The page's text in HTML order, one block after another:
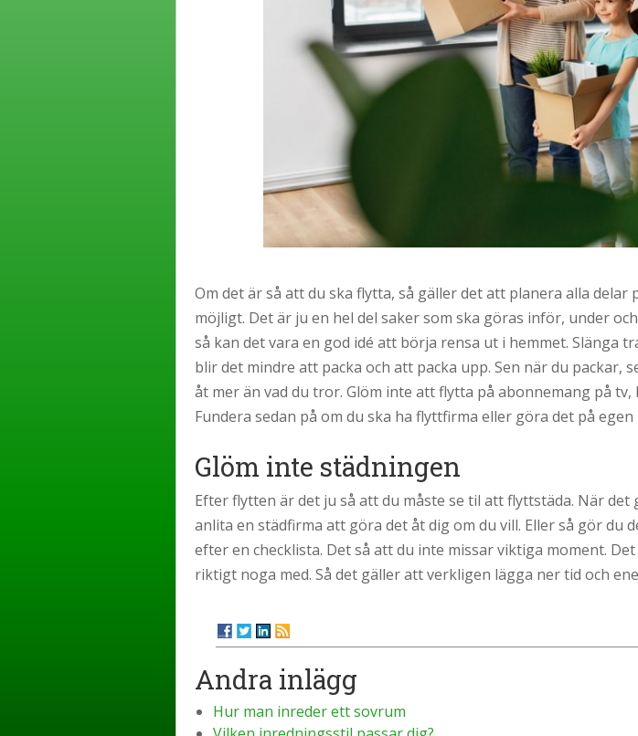
Om det är så att du ska flytta, så gäller det att planera alla
möjligt. Det är ju en hel del saker som ska göras inför, under
så kan det vara en god idé att börja rensa ut i hemmet. Slänga
blir det mindre att packa och att packa upp. Sen när du
åt mer än vad du tror. Glöm inte att flytta på abonnemang på
Fundera sedan på om du ska ha flyttfirma eller göra det på egen
Glöm inte städningen
Efter flytten är det ju så att du måste se til att flyttstäda. När det
anlita en städfirma att göra det åt dig om du vill. Eller så gör du
efter en checklista. Det så att du inte missar viktiga moment.
riktigt noga med. Så det gäller att verkligen lägga ner tid och
Andra inlägg
Hur man inreder ett sovrum